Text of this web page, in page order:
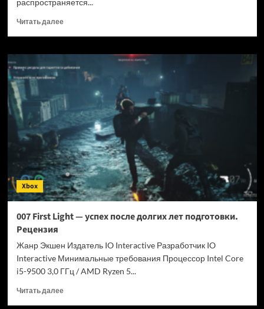
распространяется...
Читать далееПрочитать
Новый
браузер
помогает
ботам
обходить
антибот-
защиту
—
и
грузит
страницы
в
шесть
быстрее
Xbox
007 First Light — успех после долгих лет подготовки.
Рецензия
Жанр Экшен Издатель IO Interactive Разработчик IO
Interactive Минимальные требования Процессор Intel Core
i5-9500 3,0 ГГц / AMD Ryzen 5...
Читать далееПрочитать